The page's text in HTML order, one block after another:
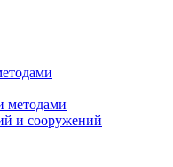
методами
и сооружений